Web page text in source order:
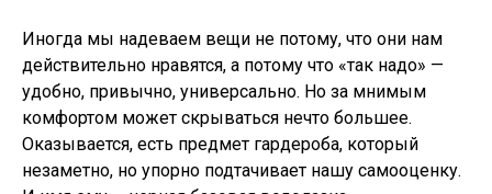
Иногда мы надеваем вещи не потому, что они нам
действительно нравятся, а потому что «так надо» —
удобно, привычно, универсально. Но за мнимым
комфортом может скрываться нечто большее.
Оказывается, есть предмет гардероба, который
незаметно, но упорно подтачивает нашу самооценку.